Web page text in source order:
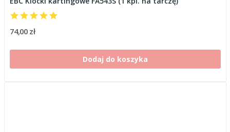
74,00 zł
Dodaj do koszyka